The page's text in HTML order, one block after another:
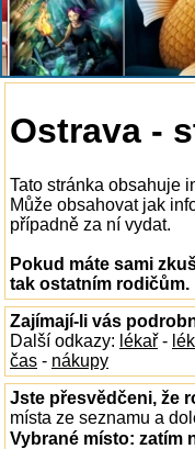
Ostrava -
Tato stránka obsahuje
Může obsahovat jak
případně za ní vydat.
Pokud máte sami
tak ostatním rodičům.
Zajímají-li vás
Další odkazy: lékař -
čas - nákupy
Jste přesvědčeni, že
místa ze seznamu a
Vybrané místo: zatím